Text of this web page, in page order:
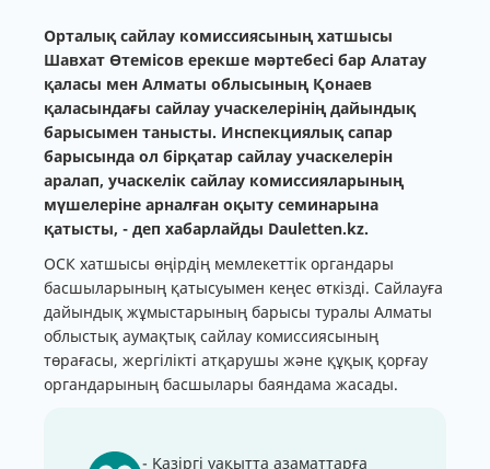
Орталық сайлау комиссиясының хатшысы
Шавхат Өтемісов ерекше мәртебесі бар Алатау
қаласы мен Алматы облысының Қонаев
қаласындағы сайлау учаскелерінің дайындық
барысымен танысты. Инспекциялық сапар
барысында ол бірқатар сайлау учаскелерін
аралап, учаскелік сайлау комиссияларының
мүшелеріне арналған оқыту семинарына
қатысты, - деп хабарлайды Dauletten.kz.
ОСК хатшысы өңірдің мемлекеттік органдары
басшыларының қатысуымен кеңес өткізді. Сайлауға
дайындық жұмыстарының барысы туралы Алматы
облыстық аумақтық сайлау комиссиясының
төрағасы, жергілікті атқарушы және құқық қорғау
органдарының басшылары баяндама жасады.
- Қазіргі уақытта азаматтарға